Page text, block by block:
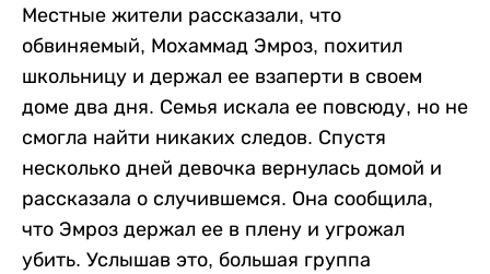
Местные жители рассказали, что
обвиняемый, Мохаммад Эмроз, похитил
школьницу и держал ее взаперти в своем
доме два дня. Семья искала ее повсюду, но не
смогла найти никаких следов. Спустя
несколько дней девочка вернулась домой и
рассказала о случившемся. Она сообщила,
что Эмроз держал ее в плену и угрожал
убить. Услышав это, большая группа